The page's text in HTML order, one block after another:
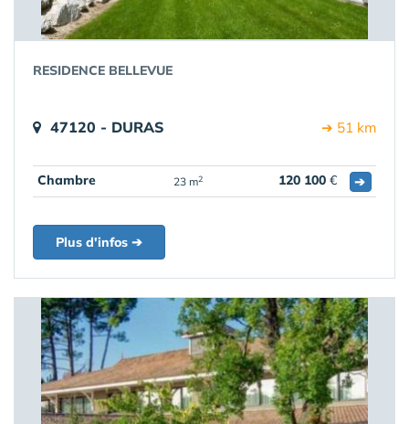
RESIDENCE BELLEVUE
47120 - DURAS ➔ 51 km
Chambre 23 m2 120 100 € ➔
Plus d'infos ➔